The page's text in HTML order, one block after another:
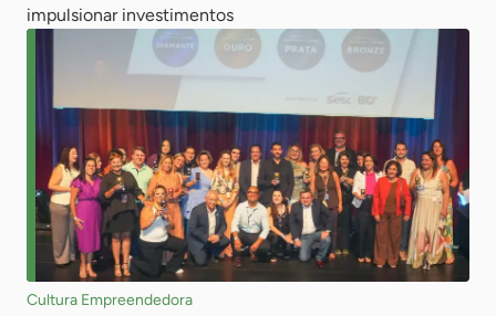
impulsionar investimentos
Cultura Empreendedora